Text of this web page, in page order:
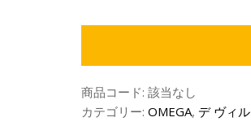
商品コード: 該当なし
カテゴリー: OMEGA, デ ヴィル